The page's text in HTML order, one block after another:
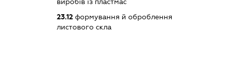
виробів із пластмас
23.12 формування й оброблення
листового скла